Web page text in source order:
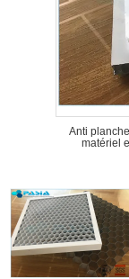
Anti
matériel